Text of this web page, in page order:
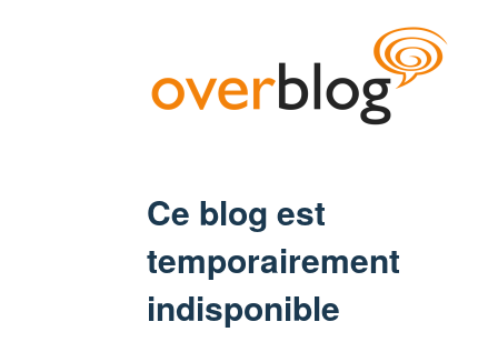
Ce blog est
temporairement
indisponible